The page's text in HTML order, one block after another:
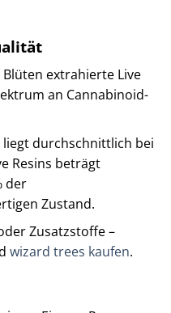
extrahierte Live
an Cannabinoid-
liegt durchschnittlich bei
Resins beträgt
der
Zustand.
Zusatzstoffe –
wizard trees kaufen.